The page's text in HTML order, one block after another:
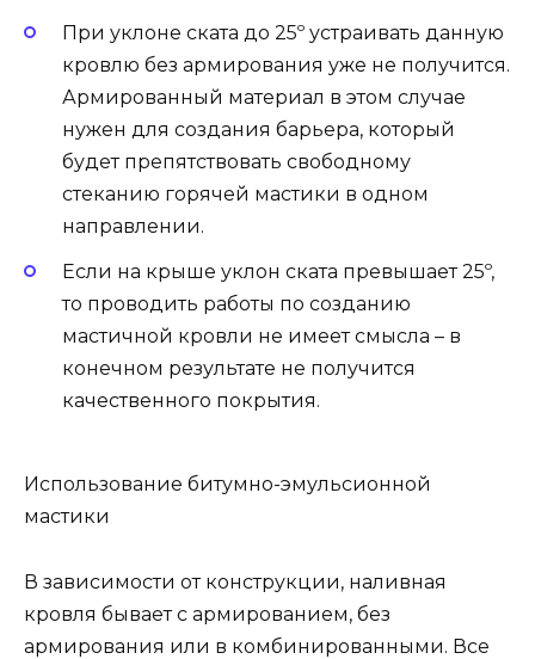
При уклоне ската до 25º устраивать данную
кровлю без армирования уже не получится.
Армированный материал в этом случае
нужен для создания барьера, который
будет препятствовать свободному
стеканию горячей мастики в одном
направлении.
Если на крыше уклон ската превышает 25º,
то проводить работы по созданию
мастичной кровли не имеет смысла – в
конечном результате не получится
качественного покрытия.
Использование битумно-эмульсионной
мастики
В зависимости от конструкции, наливная
кровля бывает с армированием, без
армирования или в комбинированными. Все